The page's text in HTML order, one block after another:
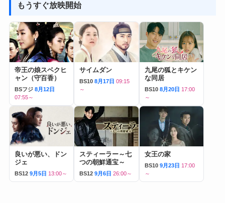
もうすぐ放映開始
帝王の娘スベクヒ
ャン（守百香）
BSフジ 8月12日
07:55～
サイムダン
BS10 8月17日 09:15
～
九尾の狐とキケン
な同居
BS10 8月20日 17:00
～
良いが悪い、ドン
ジェ
BS12 9月5日 13:00～
スティーラー～七
つの朝鮮通宝～
BS12 9月6日 26:00～
女王の家
BS10 9月23日 17:00
～